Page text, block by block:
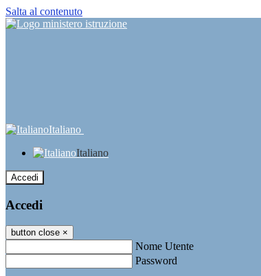
Salta al contenuto
Italiano
Italiano
Accedi
Accedi
button close ×
Nome Utente
Password